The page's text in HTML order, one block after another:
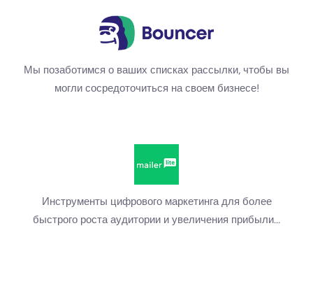
Мы позаботимся о ваших списках рассылки, чтобы вы
могли сосредоточиться на своем бизнесе!
Инструменты цифрового маркетинга для более
быстрого роста аудитории и увеличения прибыли…